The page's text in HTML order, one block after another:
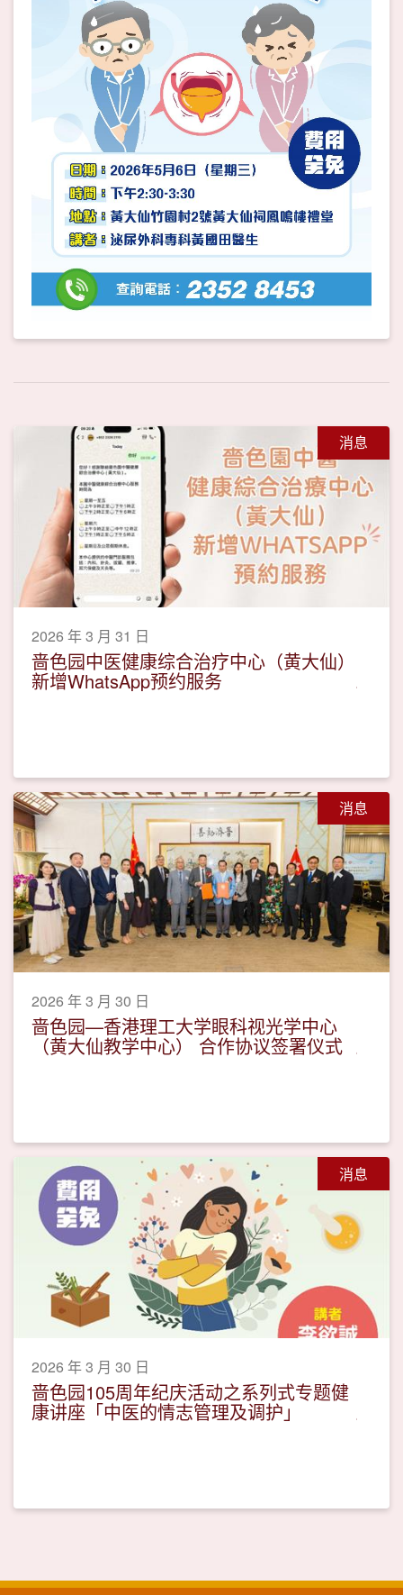
消息
2026 年 3 月 31 日
啬色园中医健康综合治疗中心（黄大仙）
新增WhatsApp预约服务
消息
2026 年 3 月 30 日
啬色园—香港理工大学眼科视光学中心
（黄大仙教学中心） 合作协议签署仪式
消息
2026 年 3 月 30 日
啬色园105周年纪庆活动之系列式专题健
康讲座「中医的情志管理及调护」